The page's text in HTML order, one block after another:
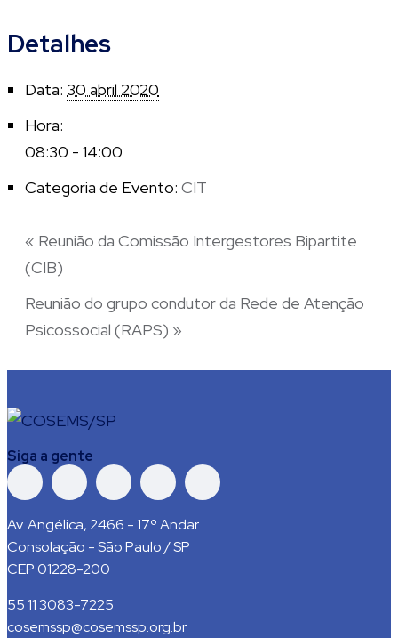
Detalhes
Data: 30 abril 2020
Hora:
08:30 - 14:00
Categoria de Evento: CIT
« Reunião da Comissão Intergestores Bipartite
(CIB)
Reunião do grupo condutor da Rede de Atenção
Psicossocial (RAPS) »
Siga a gente
Av. Angélica, 2466 - 17º Andar
Consolação - São Paulo / SP
CEP 01228-200
55 11 3083-7225
cosemssp@cosemssp.org.br